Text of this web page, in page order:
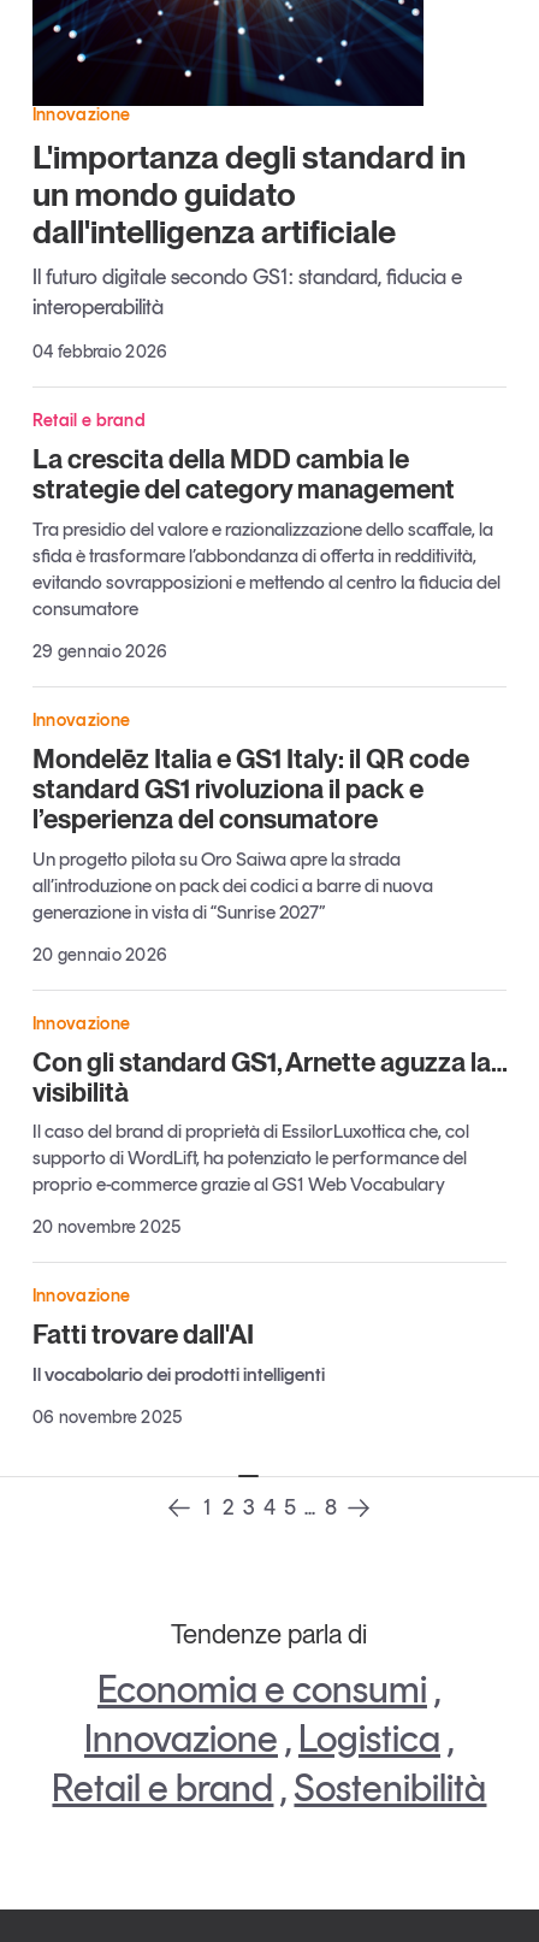
Articoli
Opinioni
Il Numero
Interviste
Comunicati stampa
Video
Podcast
Tutti gli studi e le ricerche
Eventi e formazione
Chi siamo
Newsletter
Contatti
Tendenze Journal
La nostra newsletter nella tua email
Un anno di
Tendenze
2026
consumo e dell’economia a professionisti e
consumatori
GS1 Italy GS1 Italy GS1 Italy
GS1 Italy
Innovazione
L'importanza degli standard in
un mondo guidato
dall'intelligenza artificiale
Il futuro digitale secondo GS1: standard, fiducia e
interoperabilità
04 febbraio 2026
Retail e brand
La crescita della MDD cambia le
strategie del category management
Tra presidio del valore e razionalizzazione dello scaffale, la
sfida è trasformare l’abbondanza di offerta in redditività,
evitando sovrapposizioni e mettendo al centro la fiducia del
consumatore
29 gennaio 2026
Innovazione
Mondelēz Italia e GS1 Italy: il QR code
standard GS1 rivoluziona il pack e
l’esperienza del consumatore
Un progetto pilota su Oro Saiwa apre la strada
all’introduzione on pack dei codici a barre di nuova
generazione in vista di “Sunrise 2027”
20 gennaio 2026
Innovazione
Con gli standard GS1, Arnette aguzza la…
visibilità
Il caso del brand di proprietà di EssilorLuxottica che, col
supporto di WordLift, ha potenziato le performance del
proprio e-commerce grazie al GS1 Web Vocabulary
20 novembre 2025
Innovazione
Fatti trovare dall'AI
Il vocabolario dei prodotti intelligenti
06 novembre 2025
1 2 3 4 5 ... 8
Tendenze parla di
Economia e consumi ,
Innovazione , Logistica ,
Retail e brand ,Sostenibilità